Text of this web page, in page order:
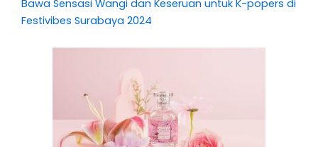
Bawa Sensasi Wangi dan Keseruan untuk K-popers di
Festivibes Surabaya 2024